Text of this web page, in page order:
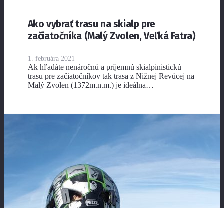
Ako vybrať trasu na skialp pre
začiatočníka (Malý Zvolen, Veľká Fatra)
1. februára 2021
Ak hľadáte nenáročnú a príjemnú skialpinistickú
trasu pre začiatočníkov tak trasa z Nižnej Revúcej na
Malý Zvolen (1372m.n.m.) je ideálna…